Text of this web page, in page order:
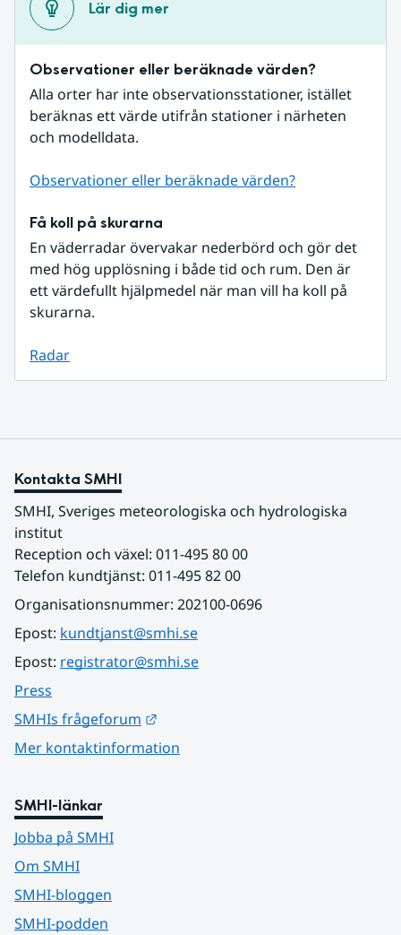
Lär dig mer
Observationer eller beräknade värden?
Alla orter har inte observationsstationer, istället
beräknas ett värde utifrån stationer i närheten
och modelldata.
Observationer eller beräknade värden?
Få koll på skurarna
En väderradar övervakar nederbörd och gör det
med hög upplösning i både tid och rum. Den är
ett värdefullt hjälpmedel när man vill ha koll på
skurarna.
Radar
Kontakta SMHI
SMHI, Sveriges meteorologiska och hydrologiska
institut
Reception och växel: 011-495 80 00
Telefon kundtjänst: 011-495 82 00
Organisationsnummer: 202100-0696
Epost: kundtjanst@smhi.se
Epost: registrator@smhi.se
Press
SMHIs frågeforum
Mer kontaktinformation
SMHI-länkar
Jobba på SMHI
Om SMHI
SMHI-bloggen
SMHI-podden